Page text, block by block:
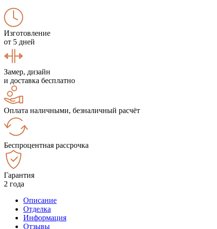
Изготовление
от 5 дней
Замер, дизайн
и доставка бесплатно
Оплата наличными, безналичный расчёт
Беспроцентная рассрочка
Гарантия
2 года
Описание
Отделка
Информация
Отзывы